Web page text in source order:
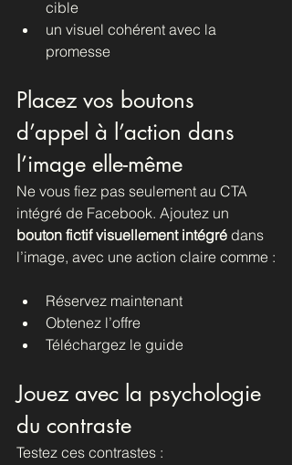
cible
un visuel cohérent avec la
promesse
Placez vos boutons
d’appel à l’action dans
l’image elle-même
Ne vous fiez pas seulement au CTA
intégré de Facebook. Ajoutez un
bouton fictif visuellement intégré dans
l’image, avec une action claire comme :
Réservez maintenant
Obtenez l’offre
Téléchargez le guide
Jouez avec la psychologie
du contraste
Testez ces contrastes :